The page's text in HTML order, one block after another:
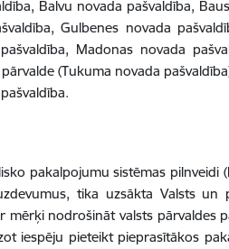
Balvu novada pašvaldība,
Gulbenes novada
Madonas novada
(Tukuma novada
pakalpojumu sistēmas
tika uzsākta Valsts un
mērķi nodrošināt valsts pārvaldes
iespēju pieteikt pieprasītākos